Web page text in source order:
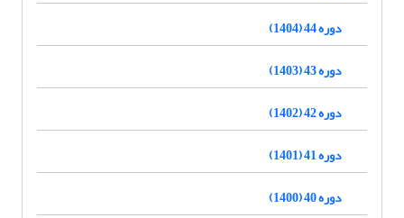
دوره 44 (1404)
دوره 43 (1403)
دوره 42 (1402)
دوره 41 (1401)
دوره 40 (1400)